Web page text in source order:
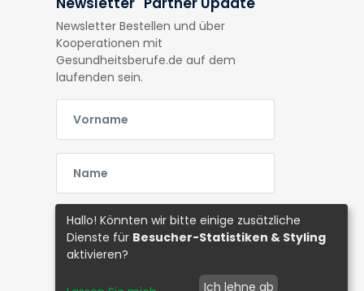
Newsletter Bestellen und über
Kooperationen mit
Gesundheitsberufe.de auf dem
laufenden sein.
E-Mail
Hallo! Könnten wir bitte einige zusätzliche
Dienste für Besucher-Statistiken & Styling
aktivieren?
Ich lehne ab